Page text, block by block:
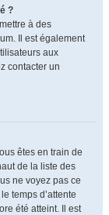
?
à des
Il est également
aux
contacter un
êtes en train de
de la liste des
ne voyez pas ce
temps d’attente
été atteint. Il est